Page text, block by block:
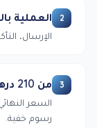
2 العملية
الإرسال،
3 من 210 درهم باقة شاملة
السعر
رسوم خفية.